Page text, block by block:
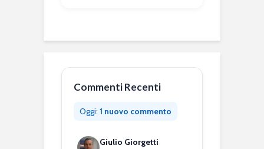
Commenti Recenti
Oggi: 1 nuovo commento
Giulio Giorgetti